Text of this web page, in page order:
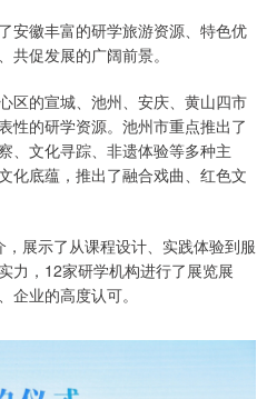
安徽丰富的研学旅游资源、特色优
共促发展的广阔前景。
区的宣城、池州、安庆、黄山四市
性的研学资源。池州市重点推出了
、文化寻踪、非遗体验等多种主
化底蕴，推出了融合戏曲、红色文
展示了从课程设计、实践体验到服
力，12家研学机构进行了展览展
企业的高度认可。